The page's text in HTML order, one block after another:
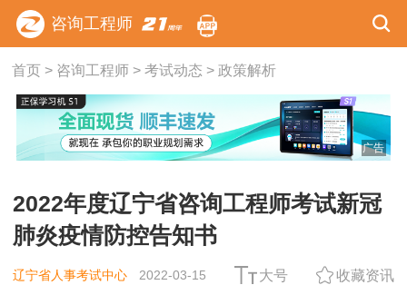
咨询工程师
首页> 咨询工程师> 考试动态 > 政策解析
广告
2022年度辽宁省咨询工程师考试新冠
肺炎疫情防控告知书
辽宁省人事考试中心 2022-03-15 大号 收藏资讯